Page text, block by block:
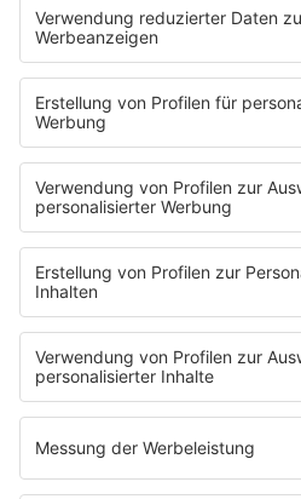
XII. Schlussbestimmungen
DieseClubbedingungen
unsererInternetangebote
Bundesrepublik
Vertragsschluss steht
Sprache zur Verfügung.
Esgilt das Recht der
Gegenüber Verbrauchern
soweit
hierdurch der
Bestimmungen des Rechts
gewöhnlichen
gewährte Schutz nicht